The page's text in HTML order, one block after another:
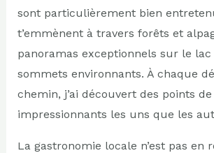
sont particulièrement bien
t’emmènent à travers forêts et
panoramas exceptionnels sur le lac
sommets environnants. À chaque
chemin, j’ai découvert des points
impressionnants les uns que les
La gastronomie locale n’est pas en